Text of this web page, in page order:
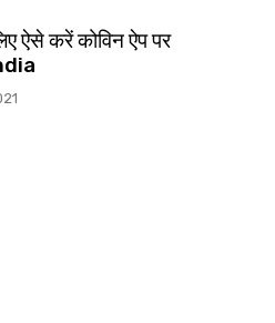
ऐसे करें कोविन ऐप पर